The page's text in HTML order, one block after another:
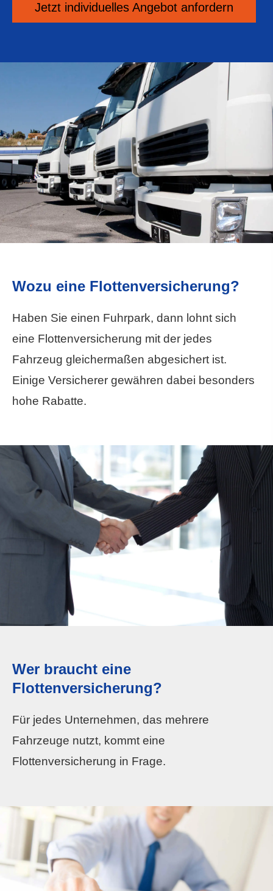
Jetzt individuelles An­ge­bot an­for­dern
Wozu eine Flottenversicherung?
Haben Sie einen Fuhrpark, dann lohnt sich
eine Flottenversicherung mit der jedes
Fahrzeug gleichermaßen abgesichert ist.
Einige Versicherer gewähren dabei besonders
hohe Rabatte.
Wer braucht eine
Flottenversicherung?
Für jedes Unternehmen, das mehrere
Fahrzeuge nutzt, kommt eine
Flottenversicherung in Frage.